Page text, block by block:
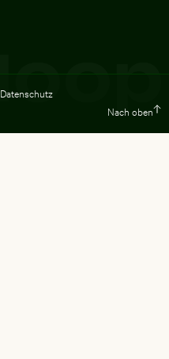
Datenschutz
Nach oben